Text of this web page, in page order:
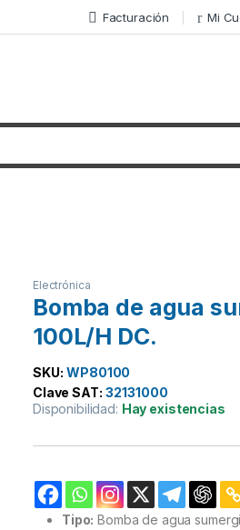
Facturación Mi
Electrónica
Bomba de agua
100L/H DC.
SKU: WP80100
Clave SAT: 32131000
Disponibilidad: Hay existencias
Tipo: Bomba de agua